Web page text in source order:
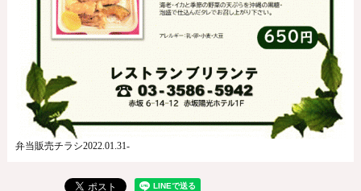
弁当販売チラシ2022.01.31-